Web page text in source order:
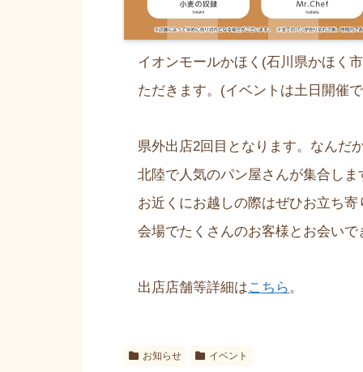
イオンモールかほく(石川県かほく
ただきます。(イベントは土日開催
県外出店2回目となります。なんだ
北陸で人気のパン屋さんが集合しま
お近くにお越しの際はぜひお立ち寄
会場でたくさんのお客様とお会い
出店店舗等詳細はこちら 。
お知らせ イベント